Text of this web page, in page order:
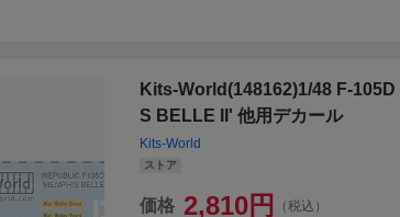
Kits-World(148162)1/48 F-105D
S BELLE II' 他用デカール
Kits-World
ストア
価格 2,810円 （税込）